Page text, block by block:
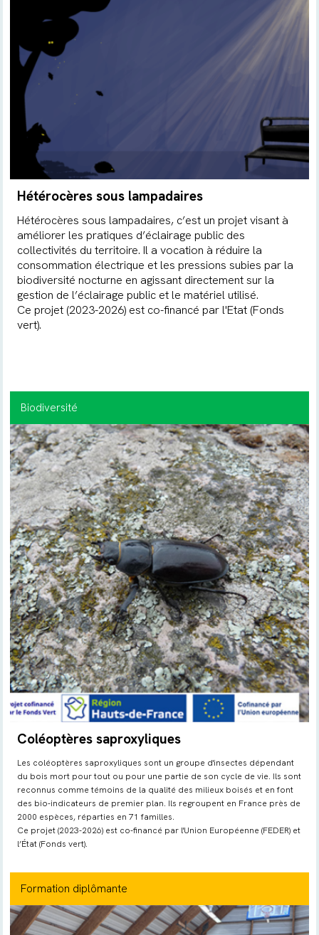
Hétérocères sous lampadaires
Hétérocères sous lampadaires, c’est un projet visant à
améliorer les pratiques d’éclairage public des
collectivités du territoire. Il a vocation à réduire la
consommation électrique et les pressions subies par la
biodiversité nocturne en agissant directement sur la
gestion de l’éclairage public et le matériel utilisé.
Ce projet (2023-2026) est co-financé par l'Etat (Fonds
vert).
Biodiversité
Coléoptères saproxyliques
Les coléoptères saproxyliques sont un groupe d'insectes dépendant
du bois mort pour tout ou pour une partie de son cycle de vie. Ils sont
reconnus comme témoins de la qualité des milieux boisés et en font
des bio-indicateurs de premier plan. Ils regroupent en France près de
2000 espèces, réparties en 71 familles.
Ce projet (2023-2026) est co-financé par l'Union Européenne (FEDER) et
l’État (Fonds vert).
Formation diplômante